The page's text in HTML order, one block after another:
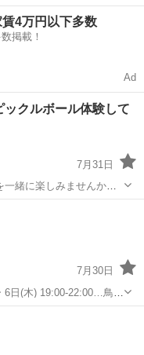
経験者誰でもおっけい🙋‍♀️
ぞ！ よろしくお願いいたします！
ル 体育館
賃4万円以下多数
掲載！
Ad
クルボール体験して
7月31日
緒に楽しみませんか？
7月30日